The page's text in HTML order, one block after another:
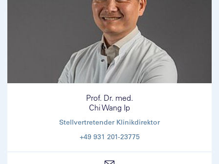
Prof. Dr. med.
Chi Wang Ip
Stellvertretender Klinikdirektor
+49 931 201-23775